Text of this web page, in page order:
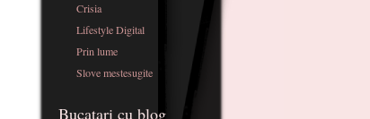
Crisia
Lifestyle Digital
Prin lume
Slove mestesugite
Bucatari cu blog